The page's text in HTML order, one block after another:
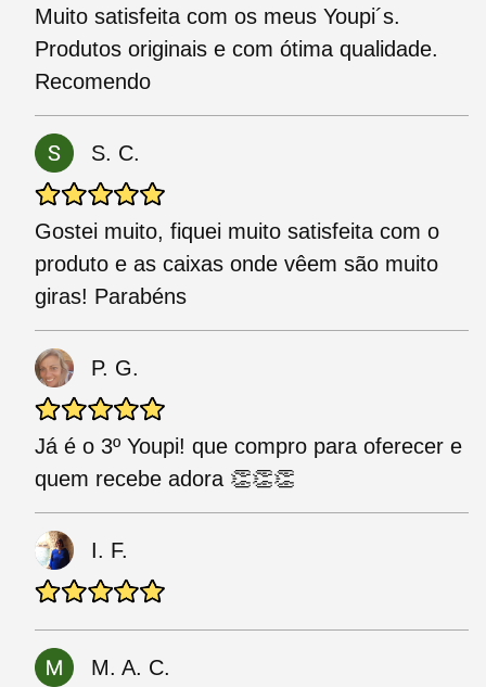
Muito satisfeita com os meus Youpi´s.
Produtos originais e com ótima qualidade.
Recomendo
S. C.
Gostei muito, fiquei muito satisfeita com o
produto e as caixas onde vêem são muito
giras! Parabéns
P. G.
Já é o 3º Youpi! que compro para oferecer e
quem recebe adora 👏👏👏
I. F.
M. A. C.